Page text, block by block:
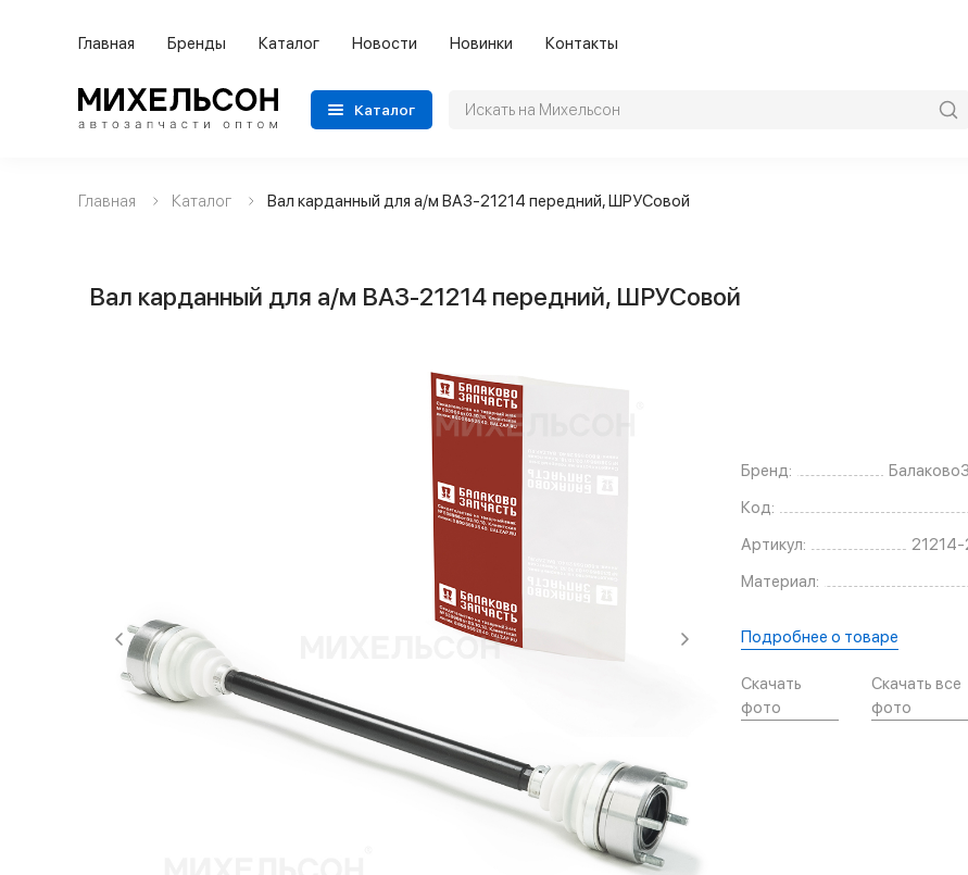
Главная Бренды Каталог Новости Новинки Контакты
Каталог
Применяемость
Категории автозапчастей
Главная Каталог Вал карданный для а/м ВАЗ-21214 передний, ШРУСовой
Вал карданный для а/м ВАЗ-21214 передний, ШРУСовой
Бренд:
Код:
Артикул:
21214-
Материал:
Подробнее о товаре
Скачать
фото
Скачать все
фото